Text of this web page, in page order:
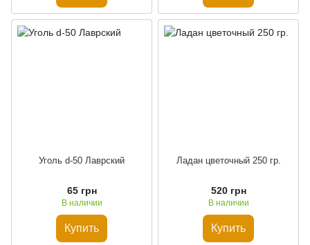
Уголь d-50 Лаврский
65 грн
В наличии
Купить
Ладан цветочный 250 гр.
520 грн
В наличии
Купить